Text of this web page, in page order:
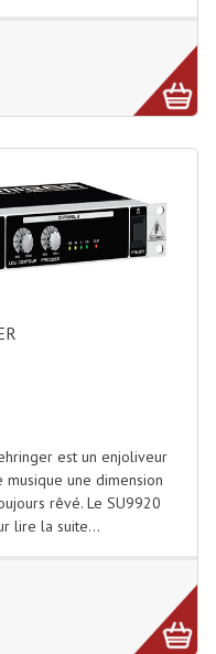
50mm
Asd
Deco
est un enjoliveur
une dimension
rêvé. Le SU9920
lire la suite...